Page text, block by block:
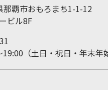
那覇市おもろまち1-1-12
ビル8F
（土日・祝日・年末年